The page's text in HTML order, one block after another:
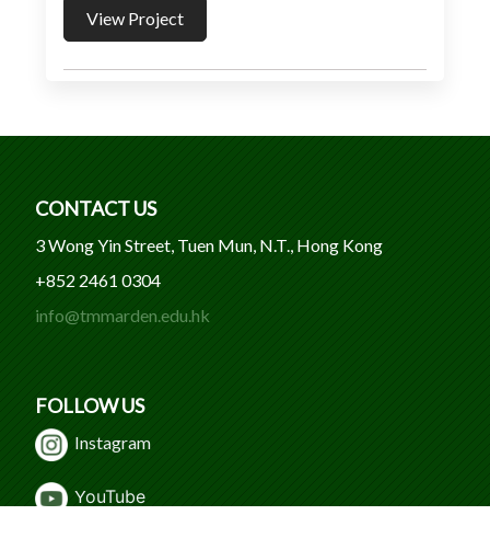
View Project
CONTACT US
3 Wong Yin Street, Tuen Mun, N.T., Hong Kong
+852 2461 0304
info@tmmarden.edu.hk
FOLLOW US
Instagram
YouTube